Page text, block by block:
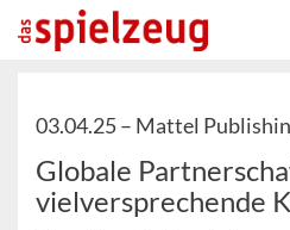
03.04.25 – Mattel
Globale
vielversprechende